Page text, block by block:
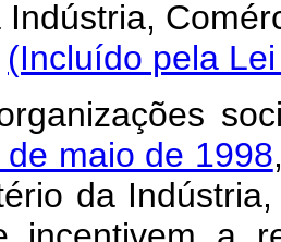
Indústria,
(Incluído pela
maio de 1998
da